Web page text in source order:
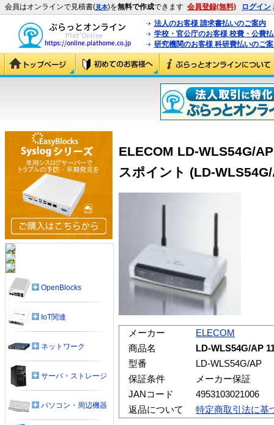
会員はオンラインで見積書(見本)を無料で作成できます 会員登録(無料) ログイン
法人のお客様 請求書払いのご案内
学校・官公庁のお客様 校費・公費
研究機関のお客様 科研費払いのご
ELECOM LD-WLS54G/
スポイント (LD-
メーカー
ELECOM
商品名
LD-WLS54G/AP
型番
LD-WLS54G/AP
保証条件
メーカー保証
JANコード
4953103021006
返品について
特定商取引法に基
OpenBlocks
IoT関連
ネットワーク
サーバ・ストレージ
パソコン・周辺機器